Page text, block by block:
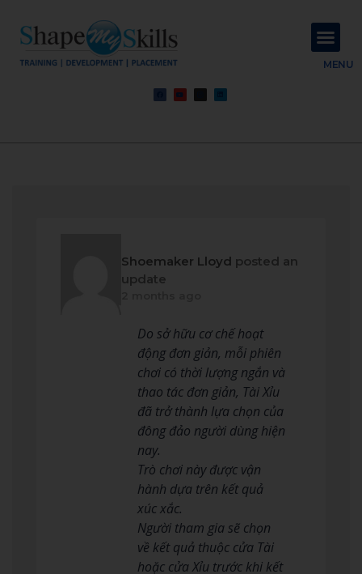
MENU
Shoemaker Lloyd posted an
update
Do sở hữu cơ chế hoạt
động đơn giản, mỗi phiên
chơi có thời lượng ngắn và
thao tác đơn giản, Tài Xỉu
đã trở thành lựa chọn của
đông đảo người dùng hiện
nay.
Trò chơi này được vận
hành dựa trên kết quả
xúc xắc.
Người tham gia sẽ chọn
về kết quả thuộc cửa Tài
hoặc cửa Xỉu trước khi kết